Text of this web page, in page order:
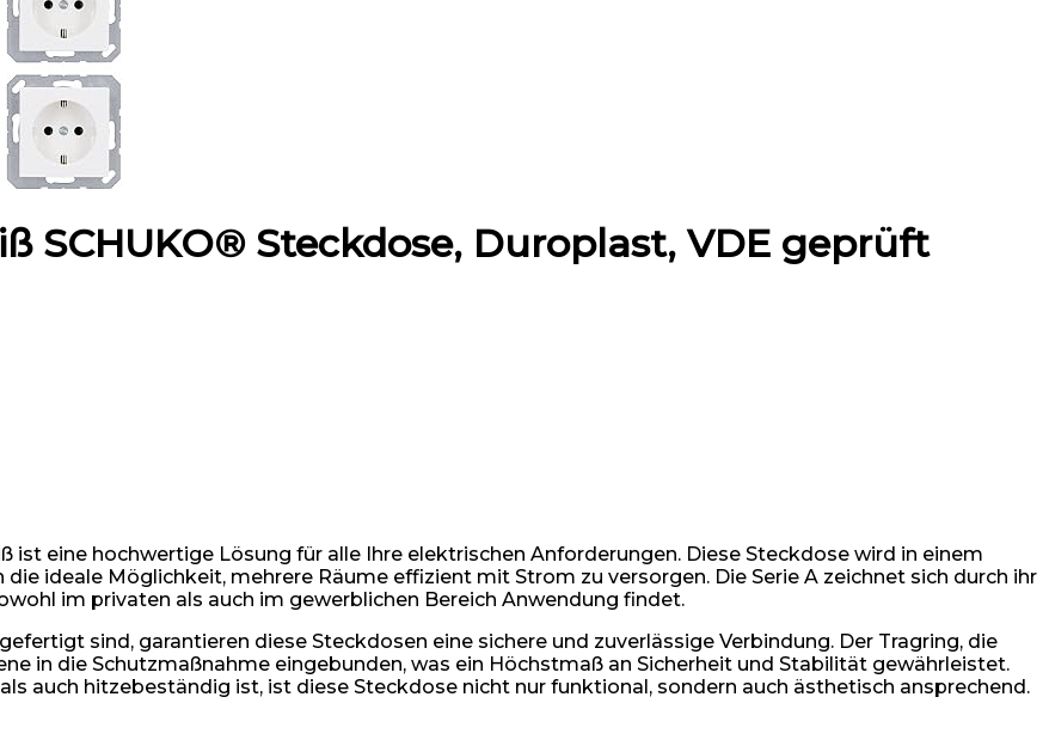
SCHUKO® Steckdose, Duroplast, VDE geprüft
ist eine hochwertige Lösung für alle Ihre elektrischen Anforderungen. Diese Steckdose wird in einem
ideale Möglichkeit, mehrere Räume effizient mit Strom zu versorgen. Die Serie A zeichnet sich durch ihr
im privaten als auch im gewerblichen Bereich Anwendung findet.
sind, garantieren diese Steckdosen eine sichere und zuverlässige Verbindung. Der Tragring, die
in die Schutzmaßnahme eingebunden, was ein Höchstmaß an Sicherheit und Stabilität gewährleistet.
auch hitzebeständig ist, ist diese Steckdose nicht nur funktional, sondern auch ästhetisch ansprechend.